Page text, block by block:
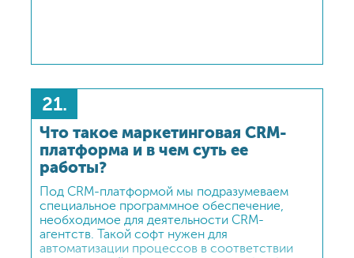
21.
Что такое маркетинговая CRM-
платформа и в чем суть ее
работы?
Под CRM-платформой мы подразумеваем
специальное программное обеспечение,
необходимое для деятельности CRM-
агентств. Такой софт нужен для
автоматизации процессов в соответствии